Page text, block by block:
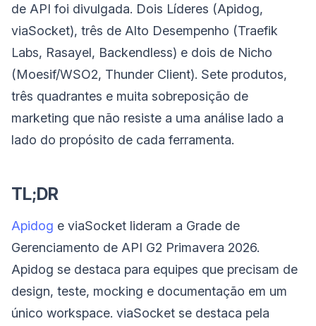
de API foi divulgada. Dois Líderes (Apidog,
viaSocket), três de Alto Desempenho (Traefik
Labs, Rasayel, Backendless) e dois de Nicho
(Moesif/WSO2, Thunder Client). Sete produtos,
três quadrantes e muita sobreposição de
marketing que não resiste a uma análise lado a
lado do propósito de cada ferramenta.
TL;DR
Apidog e viaSocket lideram a Grade de
Gerenciamento de API G2 Primavera 2026.
Apidog se destaca para equipes que precisam de
design, teste, mocking e documentação em um
único workspace. viaSocket se destaca pela